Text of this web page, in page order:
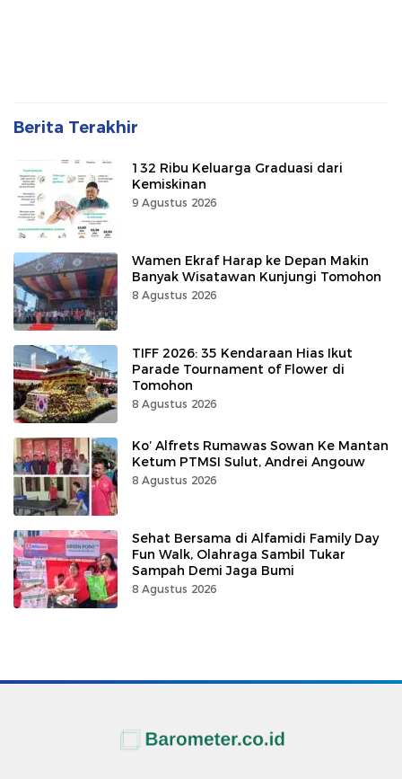
Berita Terakhir
132 Ribu Keluarga Graduasi dari
Kemiskinan
9 Agustus 2026
Wamen Ekraf Harap ke Depan Makin
Banyak Wisatawan Kunjungi Tomohon
8 Agustus 2026
TIFF 2026: 35 Kendaraan Hias Ikut
Parade Tournament of Flower di
Tomohon
8 Agustus 2026
Ko’ Alfrets Rumawas Sowan Ke Mantan
Ketum PTMSI Sulut, Andrei Angouw
8 Agustus 2026
Sehat Bersama di Alfamidi Family Day
Fun Walk, Olahraga Sambil Tukar
Sampah Demi Jaga Bumi
8 Agustus 2026